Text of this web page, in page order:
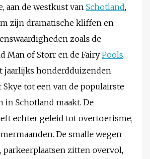
aan de westkust van Schotland,
zijn dramatische kliffen en
zoals de
Man of Storr en de Fairy Pools.
jaarlijks honderdduizenden
Skye tot een van de populairste
in Schotland maakt. De
echter geleid tot overtoerisme,
De smalle wegen
parkeerplaatsen zitten overvol,